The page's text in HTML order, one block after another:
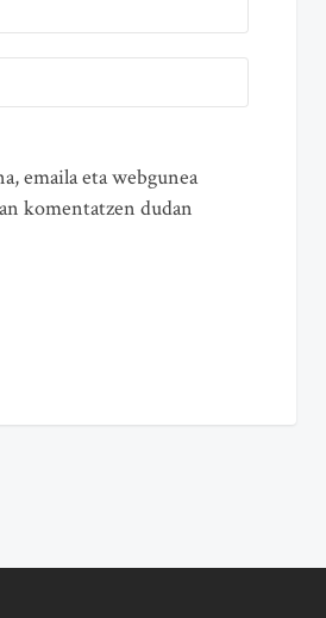
emaila eta webgunea
komentatzen dudan